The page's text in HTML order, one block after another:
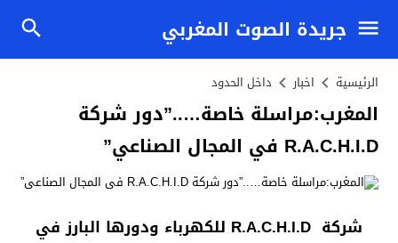
جريدة الصوت المغربي
الرئيسية اخبار داخل الحدود
المغرب:مراسلة خاصة…..”دور شركة
R.A.C.H.I.D في المجال الصناعي”
شركة R.A.C.H.I.D للكهرباء ودورها البارز في